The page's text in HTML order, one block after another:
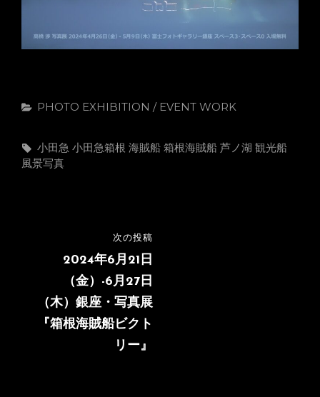
カ
リ
ー
PHOTO EXHIBITION / EVENT WORK
タ
グ,
小田急 小田急箱根 海賊船 箱根海賊船 芦ノ湖 観光船
風景写真
次の投稿
2024年6月21日
（金）-6月27日
（木）銀座・写真展
『箱根海賊船ビクト
リー』